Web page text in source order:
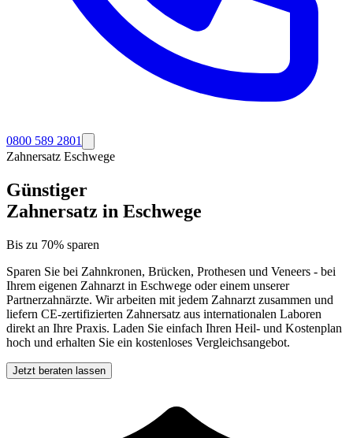
0800 589 2801
Zahnersatz Eschwege
Günstiger
Zahnersatz in Eschwege
Bis zu 70% sparen
Sparen Sie bei Zahnkronen, Brücken, Prothesen und Veneers - bei
Ihrem eigenen Zahnarzt in Eschwege oder einem unserer
Partnerzahnärzte. Wir arbeiten mit jedem Zahnarzt zusammen und
liefern CE-zertifizierten Zahnersatz aus internationalen Laboren
direkt an Ihre Praxis. Laden Sie einfach Ihren Heil- und Kostenplan
hoch und erhalten Sie ein kostenloses Vergleichsangebot.
Jetzt beraten lassen